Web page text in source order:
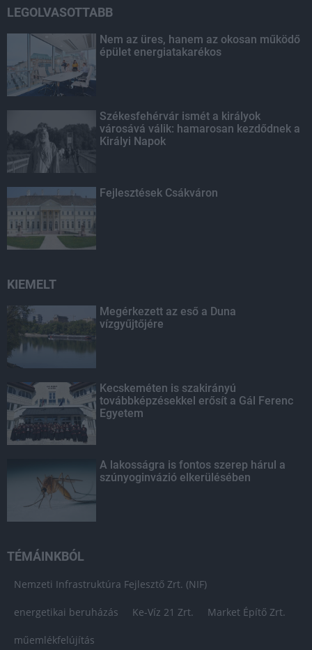
LEGOLVASOTTABB
Nem az üres, hanem az okosan működő
épület energiatakarékos
Székesfehérvár ismét a királyok
városává válik: hamarosan kezdődnek a
Királyi Napok
Fejlesztések Csákváron
KIEMELT
Megérkezett az eső a Duna
vízgyűjtőjére
Kecskeméten is szakirányú
továbbképzésekkel erősít a Gál Ferenc
Egyetem
A lakosságra is fontos szerep hárul a
szúnyoginvázió elkerülésében
TÉMÁINKBÓL
Nemzeti Infrastruktúra Fejlesztő Zrt. (NIF)
energetikai beruházás Ke-Víz 21 Zrt. Market Építő Zrt.
műemlékfelújítás